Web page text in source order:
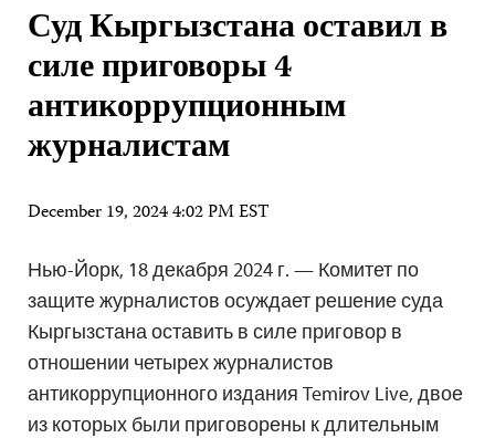
Суд Кыргызстана оставил в
силе приговоры 4
антикоррупционным
журналистам
December 19, 2024 4:02 PM EST
Нью-Йорк, 18 декабря 2024 г. — Комитет по
защите журналистов осуждает решение суда
Кыргызстана оставить в силе приговор в
отношении четырех журналистов
антикоррупционного издания Temirov Live, двое
из которых были приговорены к длительным